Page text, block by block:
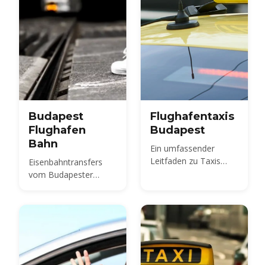
Budapest
Flughafen
Bahn
Eisenbahntransfers
vom Budapester
Flughafentaxis
Budapest
Ein umfassender
Leitfaden zu Taxis